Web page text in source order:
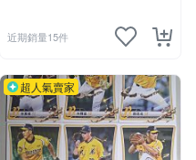
近期銷量15件
超人氣賣家